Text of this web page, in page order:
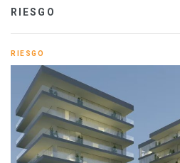
RIESGO
RIESGO